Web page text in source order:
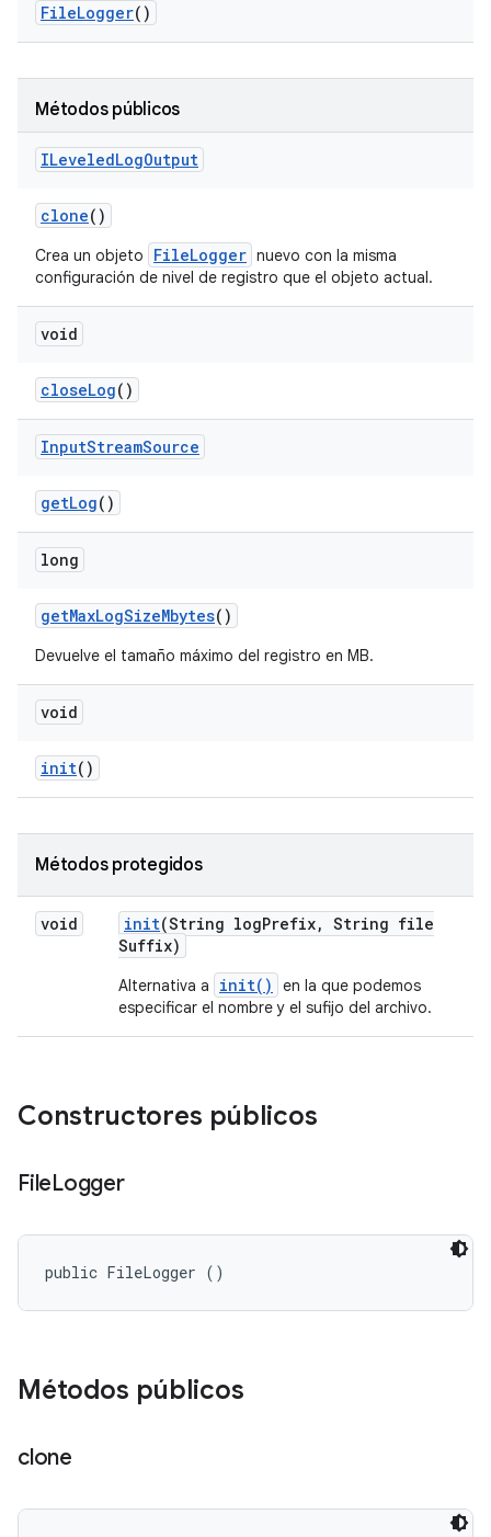
FileLogger()
Métodos públicos
ILeveledLogOutput
clone()
Crea un objeto FileLogger nuevo con la misma
configuración de nivel de registro que el objeto actual.
void
closeLog()
InputStreamSource
getLog()
long
getMaxLogSizeMbytes()
Devuelve el tamaño máximo del registro en MB.
void
init()
Métodos protegidos
void init(String logPrefix, String file
Suffix)
Alternativa a init()
en la que podemos
especificar el nombre y el sufijo del archivo.
Constructores públicos
FileLogger
public FileLogger ()
Métodos públicos
clone